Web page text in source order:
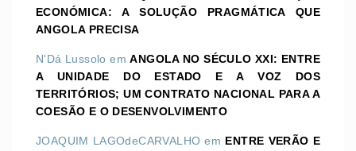
ECONÓMICA: A SOLUÇÃO PRAGMÁTICA QUE
ANGOLA PRECISA
N'Dá Lussolo emANGOLA NO SÉCULO XXI: ENTRE
A UNIDADE DO ESTADO E A VOZ DOS
TERRITÓRIOS; UM CONTRATO NACIONAL PARA A
COESÃO E O DESENVOLVIMENTO
JOAQUIM LAGOdeCARVALHO em ENTRE VERÃO E